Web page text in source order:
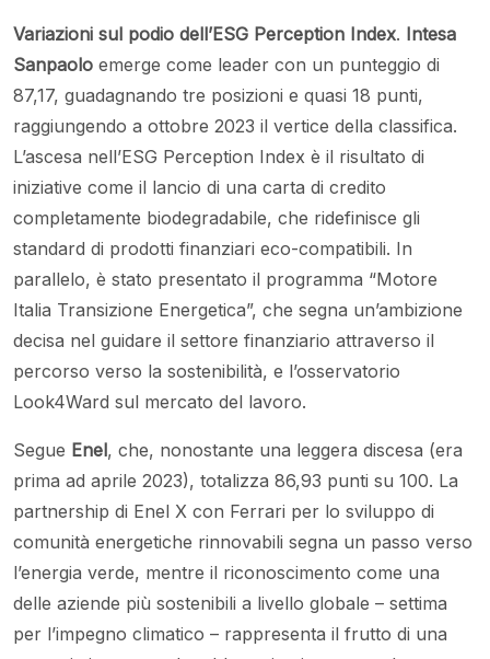
Variazioni sul podio dell’ESG Perception Index. Intesa
Sanpaolo emerge come leader con un punteggio di
87,17, guadagnando tre posizioni e quasi 18 punti,
raggiungendo a ottobre 2023 il vertice della classifica.
L’ascesa nell’ESG Perception Index è il risultato di
iniziative come il lancio di una carta di credito
completamente biodegradabile, che ridefinisce gli
standard di prodotti finanziari eco-compatibili. In
parallelo, è stato presentato il programma “Motore
Italia Transizione Energetica”, che segna un’ambizione
decisa nel guidare il settore finanziario attraverso il
percorso verso la sostenibilità, e l’osservatorio
Look4Ward sul mercato del lavoro.
Segue Enel, che, nonostante una leggera discesa (era
prima ad aprile 2023), totalizza 86,93 punti su 100. La
partnership di Enel X con Ferrari per lo sviluppo di
comunità energetiche rinnovabili segna un passo verso
l’energia verde, mentre il riconoscimento come una
delle aziende più sostenibili a livello globale – settima
per l’impegno climatico – rappresenta il frutto di una